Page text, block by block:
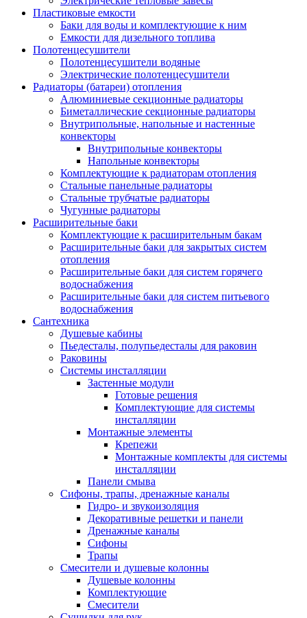
Пластиковые емкости
Баки для воды и комплектующие к ним
Емкости для дизельного топлива
Полотенцесушители
Полотенцесушители водяные
Электрические полотенцесушители
Радиаторы (батареи) отопления
Алюминиевые секционные радиаторы
Биметаллические секционные радиаторы
Внутрипольные, напольные и настенные
конвекторы
Внутрипольные конвекторы
Напольные конвекторы
Комплектующие к радиаторам отопления
Стальные панельные радиаторы
Стальные трубчатые радиаторы
Чугунные радиаторы
Расширительные баки
Комплектующие к расширительным бакам
Расширительные баки для закрытых систем
отопления
Расширительные баки для систем горячего
водоснабжения
Расширительные баки для систем питьевого
водоснабжения
Сантехника
Душевые кабины
Пьедесталы, полупьедесталы для раковин
Раковины
Системы инсталляции
Застенные модули
Готовые решения
Комплектующие для системы
инсталляции
Монтажные элементы
Крепежи
Монтажные комплекты для системы
инсталляции
Панели смыва
Сифоны, трапы, дренажные каналы
Гидро- и звукоизоляция
Декоративные решетки и панели
Дренажные каналы
Сифоны
Трапы
Смесители и душевые колонны
Душевые колонны
Комплектующие
Смесители